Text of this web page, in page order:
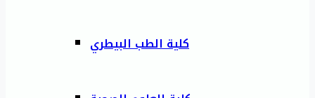
كلية الطب البيطري